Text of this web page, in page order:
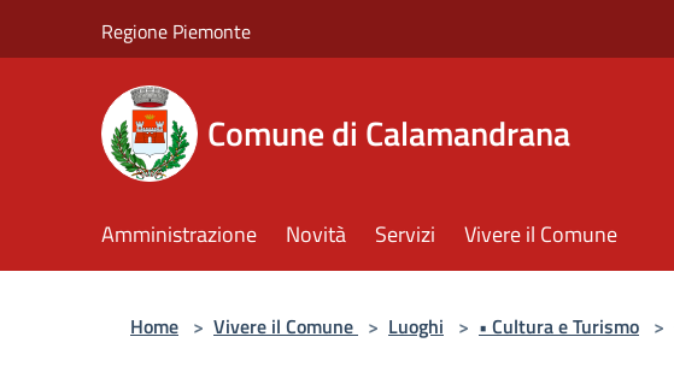
Regione Piemonte
Comune di Calamandrana
Amministrazione Novità Servizi Vivere il Comune
Home > Vivere il Comune > Luoghi > • Cultura e Turismo >